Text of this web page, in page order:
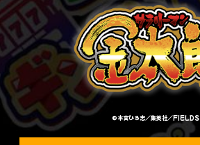
©本宮ひろ志／集英社／FIELDS